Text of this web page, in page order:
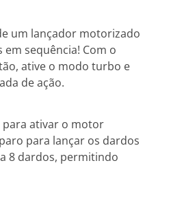
um lançador motorizado
sequência! Com o
ative o modo turbo e
de ação.
ativar o motor
para lançar os dardos
8 dardos, permitindo